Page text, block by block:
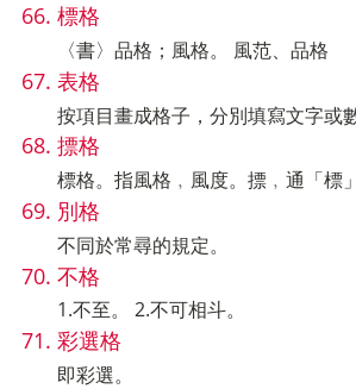
標格
〈書〉品格；風格。 風范、品格
表格
按項目畫成格子，分別填寫文字或
摽格
標格。指風格﹐風度。摽﹐通「標」
別格
不同於常尋的規定。
不格
1.不至。 2.不可相斗。
彩選格
即彩選。